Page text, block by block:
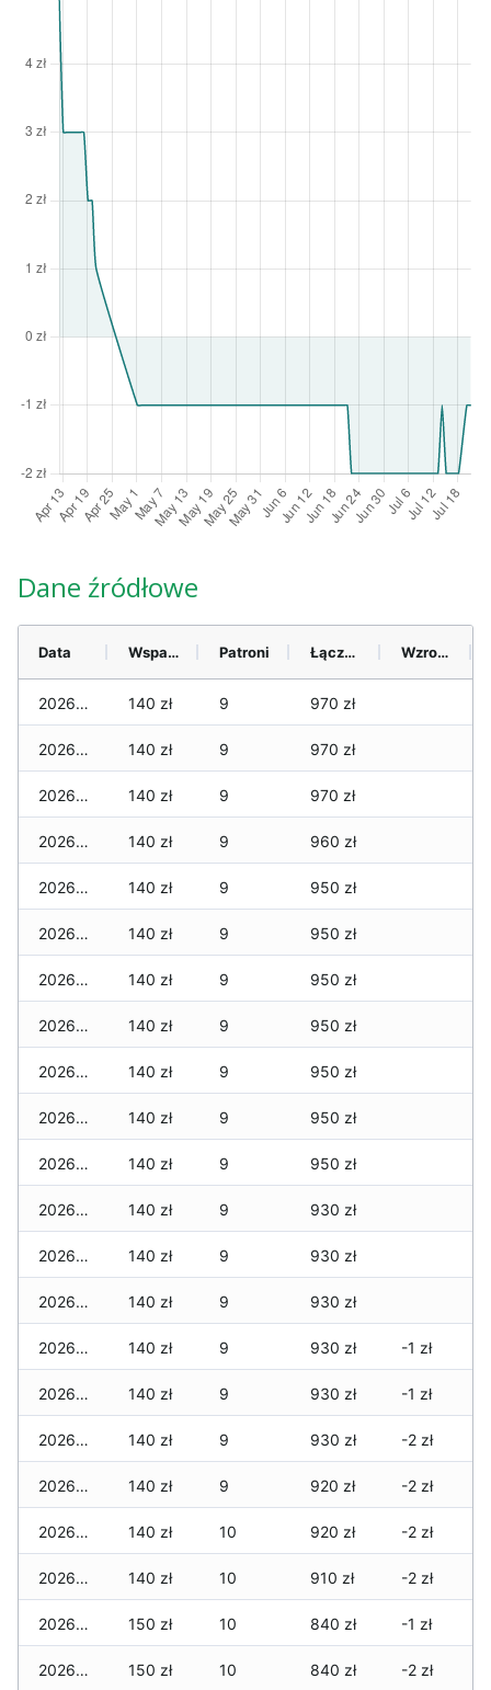
Dane źródłowe
Data Wsparcie Patroni Łącznie Wzrost (28 dni)
2026-08-06 140 zł 9 970 zł
2026-08-05 140 zł 9 970 zł
2026-08-04 140 zł 9 970 zł
2026-08-03 140 zł 9 960 zł
2026-08-02 140 zł 9 950 zł
2026-08-01 140 zł 9 950 zł
2026-07-31 140 zł 9 950 zł
2026-07-29 140 zł 9 950 zł
2026-07-28 140 zł 9 950 zł
2026-07-27 140 zł 9 950 zł
2026-07-26 140 zł 9 950 zł
2026-07-24 140 zł 9 930 zł
2026-07-23 140 zł 9 930 zł
2026-07-22 140 zł 9 930 zł
2026-07-21 140 zł 9 930 zł -1 zł
2026-07-20 140 zł 9 930 zł -1 zł
2026-07-18 140 zł 9 930 zł -2 zł
2026-07-17 140 zł 9 920 zł -2 zł
2026-07-16 140 zł 10 920 zł -2 zł
2026-07-15 140 zł 10 910 zł -2 zł
2026-07-14 150 zł 10 840 zł -1 zł
2026-07-13 150 zł 10 840 zł -2 zł